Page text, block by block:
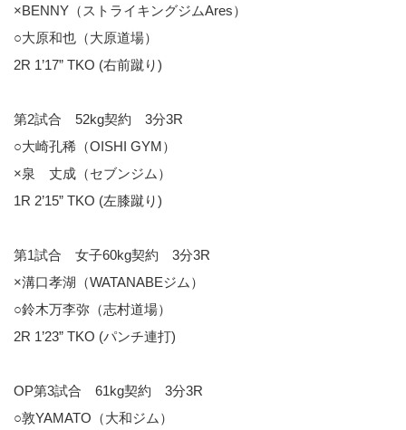
×BENNY（ストライキングジムAres）
○大原和也（大原道場）
2R 1’17” TKO (右前蹴り)
第2試合 52kg契約 3分3R
○大崎孔稀（OISHI GYM）
×泉 丈成（セブンジム）
1R 2’15” TKO (左膝蹴り)
第1試合 女子60kg契約 3分3R
×溝口孝湖（WATANABEジム）
○鈴木万李弥（志村道場）
2R 1’23” TKO (パンチ連打)
OP第3試合 61kg契約 3分3R
○敦YAMATO（大和ジム）